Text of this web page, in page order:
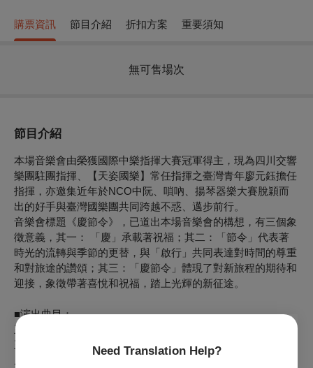
Need Translation Help?
購票資訊 節目介紹 折扣方案 重要須知
無可售場次
節目介紹
本場音樂會由榮獲國際中樂指揮大賽冠軍得主，現為四川交響
樂團駐團指揮、【天姿國樂】常任指揮之臺灣青年廖元鈺擔任
指揮，亦邀集近年於NCO中阮、嗩吶、揚琴器樂大賽脫穎而
出的好手與臺灣國樂團共同跨越不惑、邁步前行。
音樂會標題《慶節令》，已道出本場音樂會的構想，有三個象
徵意義，其一： 「慶」承載著祝福；其二：「節令」代表著
時光的流轉與季節的更替，與「啟行」共同表達對時間的尊重
和對旅途的讚頌；其三：「慶節令」體現了對新旅程的期待和
迎接，象徵帶著喜悅和祝福，踏上光輝的新征途。
■演出曲目：
王寧：《慶節令》
王丹紅：《狂想曲》揚琴協奏曲